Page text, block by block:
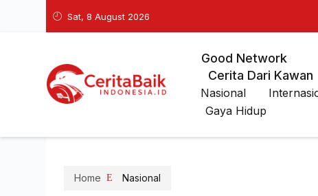
Sat, 8 August 2026
Good Network
Cerita Dari Kawan
Nasional
Gaya Hidup
Home Nasional